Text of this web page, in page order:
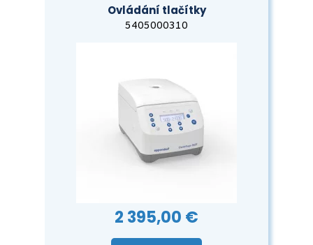
Ovládání tlačítky
5405000310
2 395,00 €